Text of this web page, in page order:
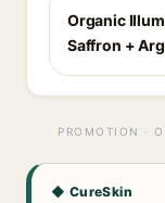
Organic
Saffron +
PROMOTION ·
◆ CureSkin